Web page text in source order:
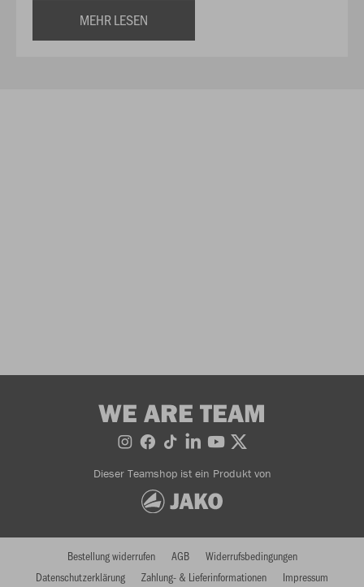
MEHR LESEN
WE ARE TEAM
Dieser Teamshop ist ein Produkt von
Bestellung widerrufen AGB
Widerrufsbedingungen
Datenschutzerklärung
Zahlung- & Lieferinformationen Impressum